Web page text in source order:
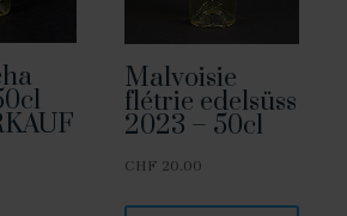
Malvoisie
flétrie edelsüss
2023 – 50cl
CHF 20.00